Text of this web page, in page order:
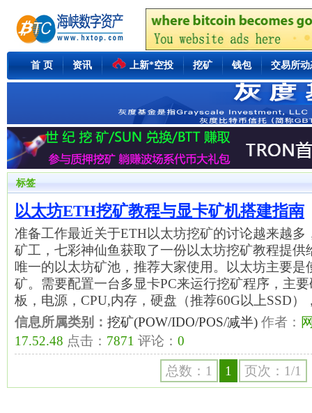
首 页 资讯 上新*空投 挖矿 钱包 交易所动
标签
以太坊ETH挖矿教程与显卡矿机搭建指南
准备工作最近关于ETH以太坊挖矿的讨论越来越多
矿工，七彩神仙鱼获取了一份以太坊挖矿教程提供
唯一的以太坊矿池，推荐大家使用。以太坊主要是
矿。需要配置一台多显卡PC来运行挖矿程序，主
板，电源，CPU,内存，硬盘（推荐60G以上SSD
信息所属类别： 挖矿(POW/IDO/POS/减半) 作者：
17.52.48 点击： 7871 评论： 0
总数：1 1 页次：1/1